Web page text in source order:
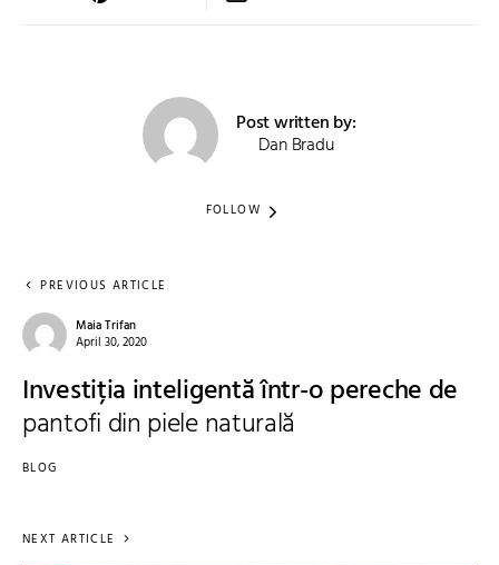
Post written by:
Dan Bradu
FOLLOW
PREVIOUS ARTICLE
Maia Trifan
April 30, 2020
Investiția inteligentă într-o pereche de
pantofi din piele naturală
BLOG
NEXT ARTICLE